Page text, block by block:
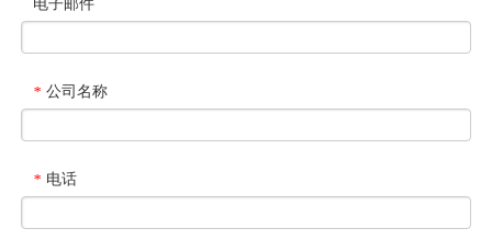
电子邮件
* 公司名称
* 电话